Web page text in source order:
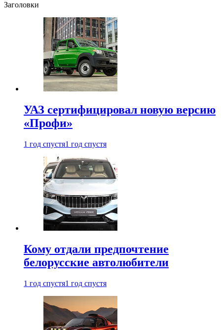
Заголовки
УАЗ сертифицировал новую версию
«Профи»
1 год спустя1 год спустя
Кому отдали предпочтение
белорусские автолюбители
1 год спустя1 год спустя